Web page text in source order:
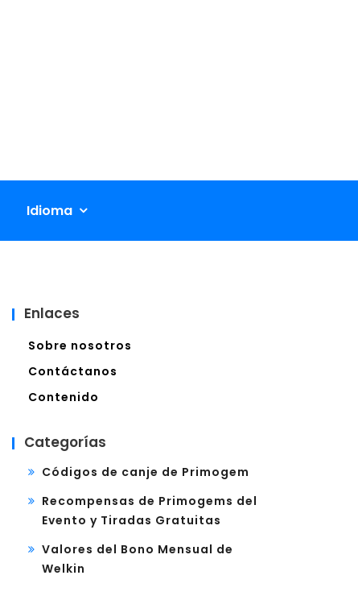
Idioma
Enlaces
Sobre nosotros
Contáctanos
Contenido
Categorías
Códigos de canje de Primogem
Recompensas de Primogems del
Evento y Tiradas Gratuitas
Valores del Bono Mensual de
Welkin